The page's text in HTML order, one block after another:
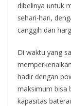
dibelinya untuk
sehari-hari,
canggih dan
Di waktu yang
hadir dengan
maksimum bisa
kapasitas